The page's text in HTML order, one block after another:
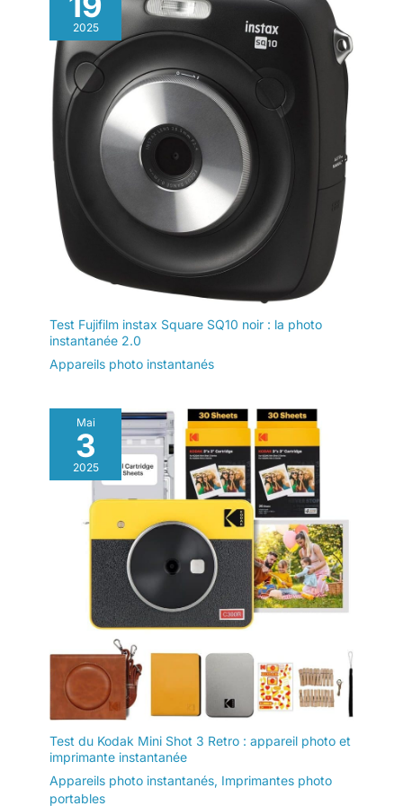
votre enfant de mieux
enregistrer chaque moment
significatif de son enfance,
cette caméra prend en charge la
prise de vue en continu, avec
minuterie et d’autres fonctions. [
CONFIDENTIEL ET SÛR &
AUCUN WIFI/APP REQUIS] Afin
de mieux protéger votre vie
privée et celle de vos enfants,
cette caméra instantanée pour
enfants ne prend pas en charge
les fonctions WIFI et Bluetooth.
Vous n’avez pas à télécharger
l’APP pour l'utilisation. Les
fichiers peuvent être transférés
à l’aide d’un câble USB.
capable de prendre des photos et des vidéos partout et à tout
moment, aidant les enfants à enregistrer davantage de
moments merveilleux. [Grande Capacité de Mémoire et
Batterie] Cet appsareil photo instantané pour enfants est doté
d'une carte mémoire interne de 32 Go qui permet le stockage
de milliers de photos et de vidéos. L'appareil photo pour
enfants possède également une batterie interne de grande
capacité pouvant être utilisée durant 4 heures après une
charge complète. Laissez votre enfant véritablement se libérer
de l'inquiétude quant à l'espace de stockage et à l'alimentation
électrique. Cependant, afin de mieux conserver les précieux
moments que vous avez capturés, il vaut mieux sauvegarder
régulièrement les fichiers de l'appareil photo sur un ordinateur
pour le stockage. [Cadeau Significatif pour Enfants] L'enfance
est éphémère. Est-ce que vous êtes curieux de découvrir
comment le monde apparaît aux yeux de votre enfant? Cet
appareil photo pour enfants a été créé pour les garçons et les
filles de 3 à 12 ans, dans l'espoir d'aider chaque enfant à
explorer et à enregistrer son propre monde. Ce charmant
appareil photo à impression instantanée est un ami sur le
chemin, compagnon de jeu quotidien et cadeau mémorable
pour la Fête des enfants, Noël, les anniversaires et d'autres
occasions.
2025
Test Fujifilm instax Square SQ10 noir : la photo
instantanée 2.0
Appareils photo instantanés
Mai
3
2025
Test du Kodak Mini Shot 3 Retro : appareil photo et
imprimante instantanée
Appareils photo instantanés, Imprimantes photo
portables